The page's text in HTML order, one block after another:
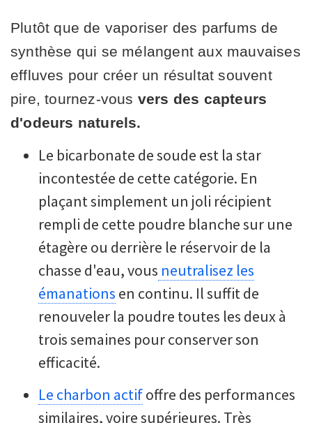
Plutôt que de vaporiser des parfums de
synthèse qui se mélangent aux mauvaises
effluves pour créer un résultat souvent
pire, tournez-vous vers des capteurs
d'odeurs naturels.
Le bicarbonate de soude est la star
incontestée de cette catégorie. En
plaçant simplement un joli récipient
rempli de cette poudre blanche sur une
étagère ou derrière le réservoir de la
chasse d'eau, vous neutralisez les
émanations en continu. Il suffit de
renouveler la poudre toutes les deux à
trois semaines pour conserver son
efficacité.
Le charbon actifoffre des performances
similaires, voire supérieures. Très